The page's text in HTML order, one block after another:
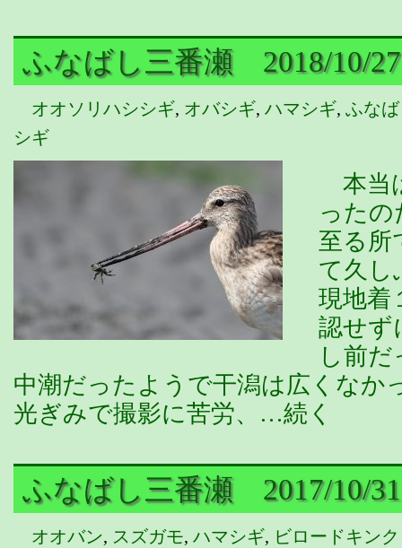
ふなばし三番瀬 2018/10/27
オオソリハシシギ, オバシギ, ハマシギ, ふな
シギ
本当
ったの
至る所
て久
現地着
認せず
し前
中潮だったようで干潟は広くな
光ぎみで撮影に苦労、…続く
ふなばし三番瀬 2017/10/31
オオバン, スズガモ, ハマシギ, ビロードキン